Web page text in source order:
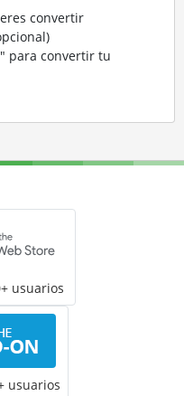
convertir
para convertir tu
usuarios
usuarios